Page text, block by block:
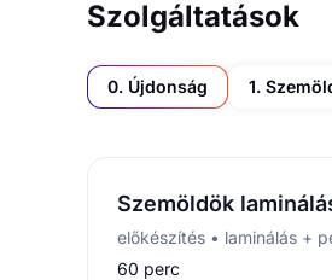
Szolgáltatások
0. Újdonság 1.
Szemöldök
előkészítés • laminálás +
60 perc